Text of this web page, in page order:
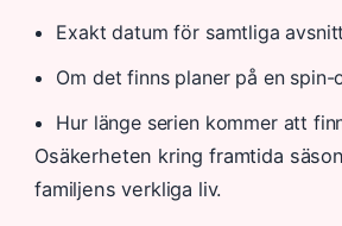
Exakt datum för samtliga
Om det finns planer på en spin-
Hur länge serien kommer att
Osäkerheten kring framtida
familjens verkliga liv.